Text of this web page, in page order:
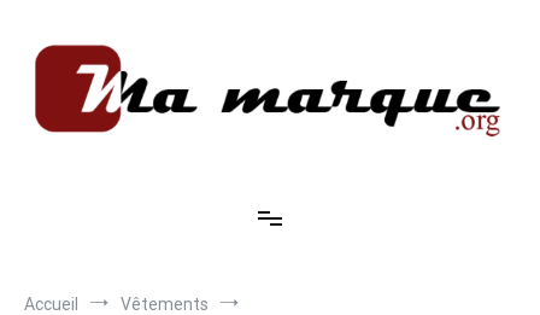
contenu
Accueil
Vêtements